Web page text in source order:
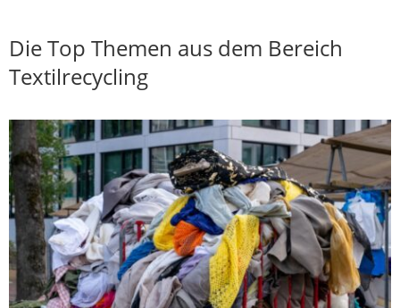
Die Top Themen aus dem Bereich
Textilrecycling